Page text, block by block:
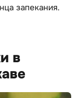
запекания.
в